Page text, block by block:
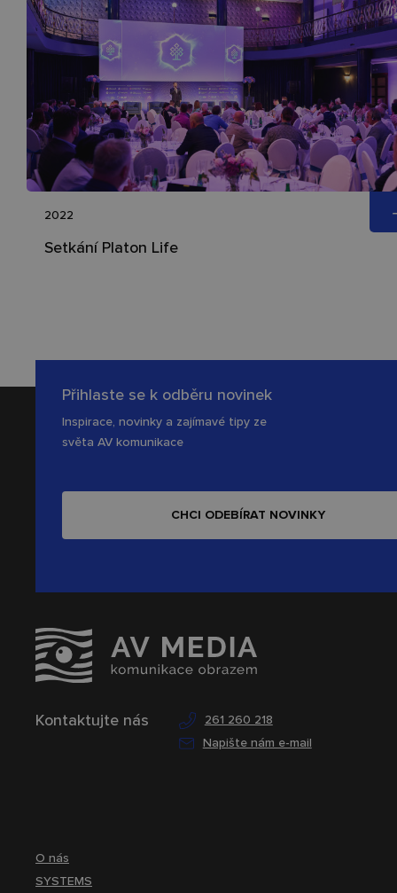
2022
Setkání Platon Life
Kontaktujte nás
261 260 218
Napište nám e-mail
Přihlaste se k odběru novinek
Inspirace, novinky a zajímavé tipy ze
světa AV komunikace
CHCI ODEBÍRAT NOVINKY
O nás
SYSTEMS